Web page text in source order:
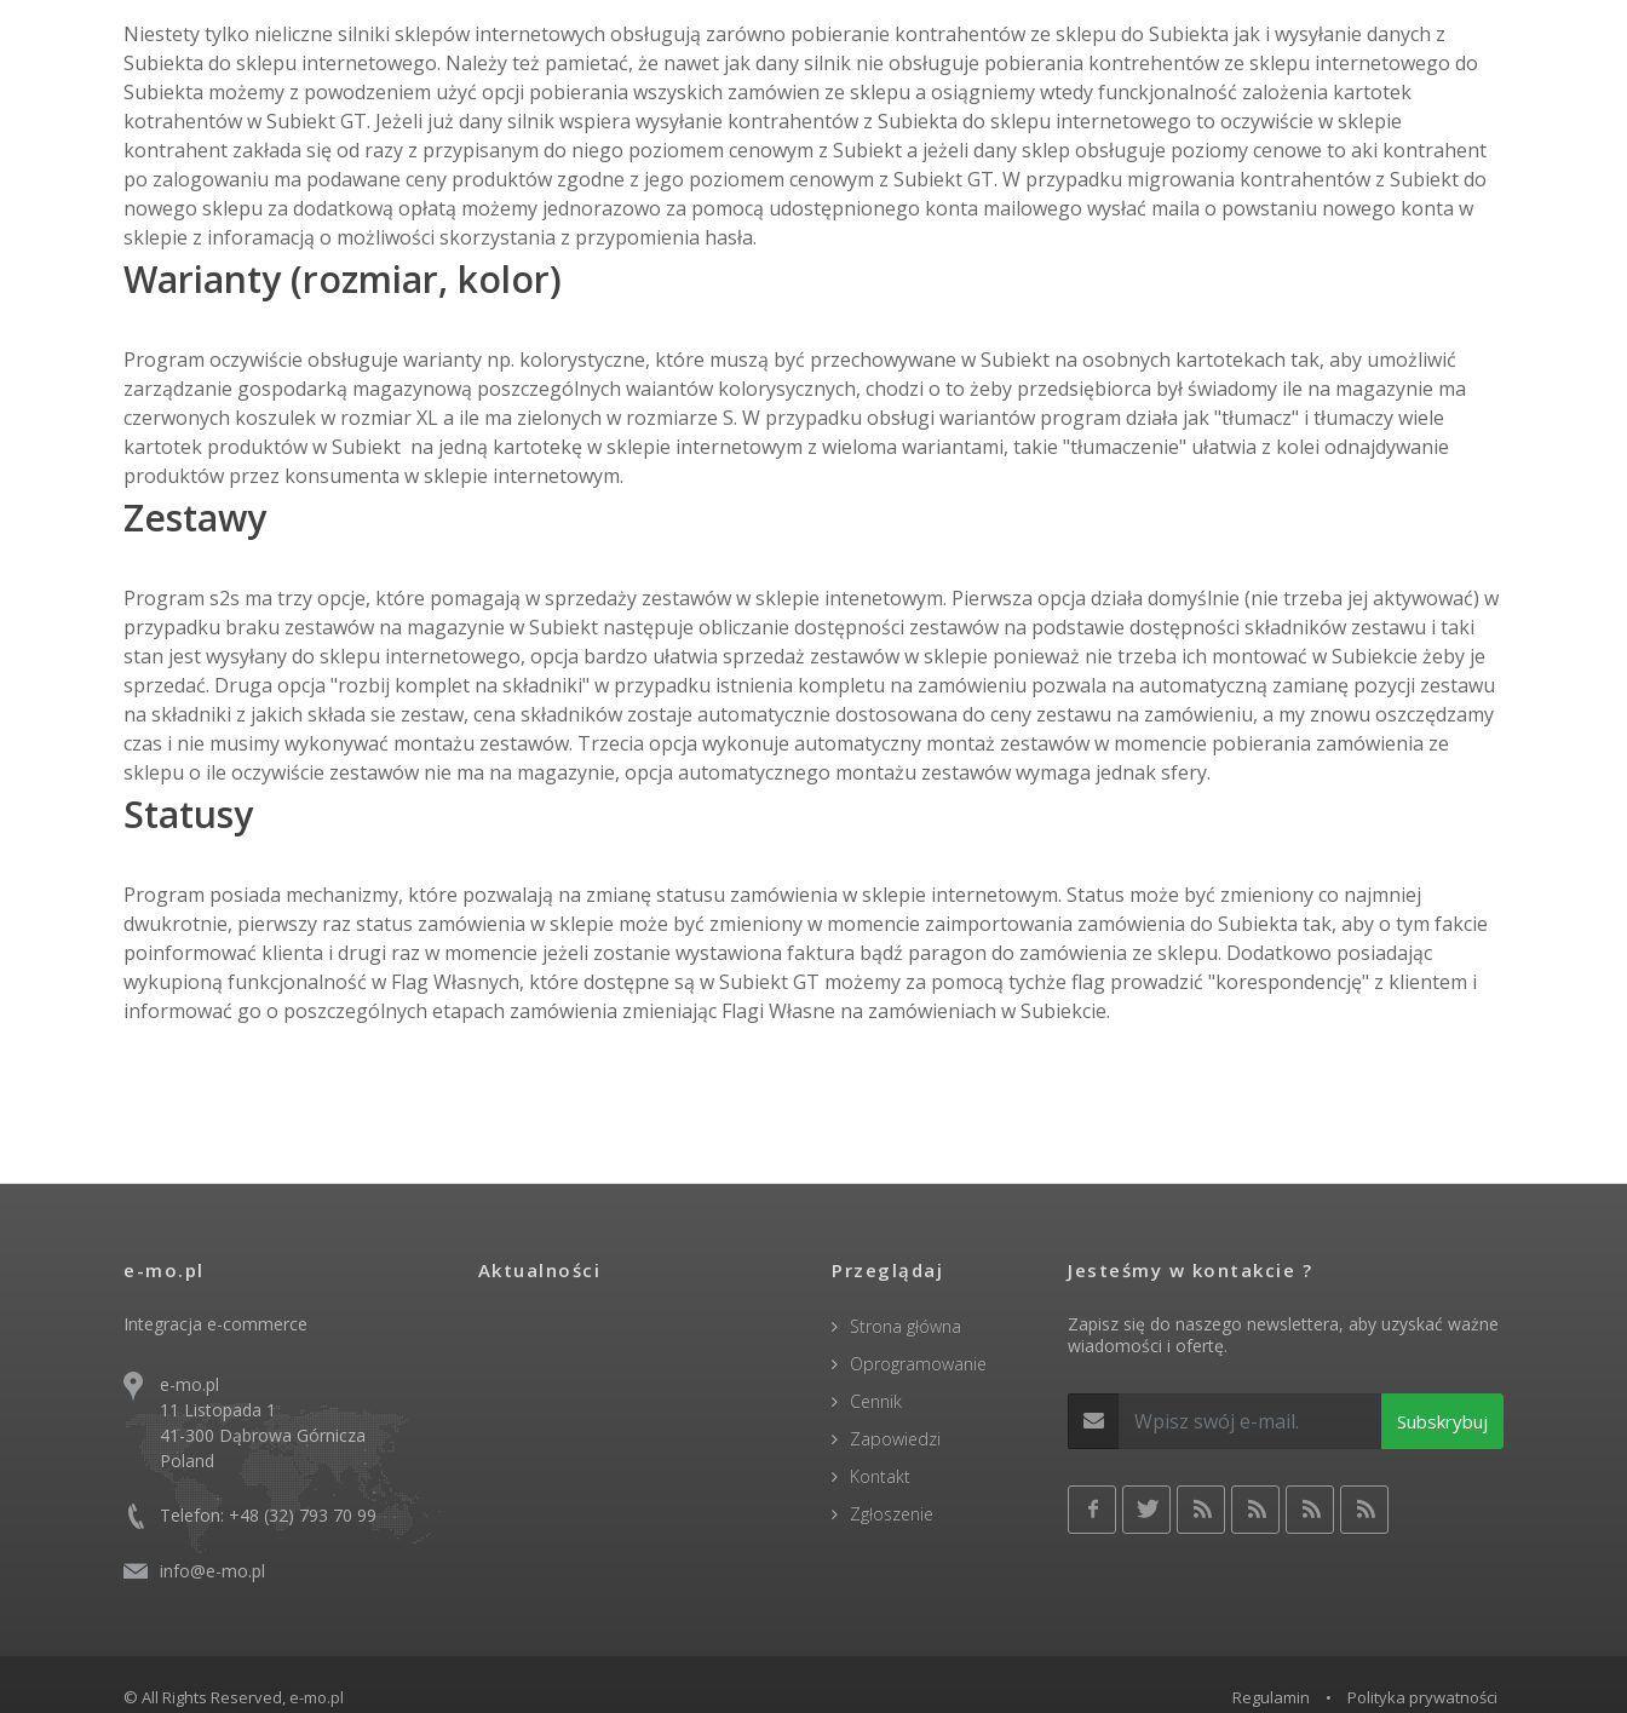
Niestety tylko nieliczne silniki sklepów internetowych obsługują zarówno pobieranie kontrahentów ze sklepu do Subiekta jak i wysyłanie danych z
Subiekta do sklepu internetowego. Należy też pamietać, że nawet jak dany silnik nie obsługuje pobierania kontrehentów ze sklepu internetowego do
Subiekta możemy z powodzeniem użyć opcji pobierania wszyskich zamówien ze sklepu a osiągniemy wtedy funckjonalność zalożenia kartotek
kotrahentów w Subiekt GT. Jeżeli już dany silnik wspiera wysyłanie kontrahentów z Subiekta do sklepu internetowego to oczywiście w sklepie
kontrahent zakłada się od razy z przypisanym do niego poziomem cenowym z Subiekt a jeżeli dany sklep obsługuje poziomy cenowe to aki kontrahent
po zalogowaniu ma podawane ceny produktów zgodne z jego poziomem cenowym z Subiekt GT. W przypadku migrowania kontrahentów z Subiekt do
nowego sklepu za dodatkową opłatą możemy jednorazowo za pomocą udostępnionego konta mailowego wysłać maila o powstaniu nowego konta w
sklepie z inforamacją o możliwości skorzystania z przypomienia hasła.
Warianty (rozmiar, kolor)
Program oczywiście obsługuje warianty np. kolorystyczne, które muszą być przechowywane w Subiekt na osobnych kartotekach tak, aby umożliwić
zarządzanie gospodarką magazynową poszczególnych waiantów kolorysycznych, chodzi o to żeby przedsiębiorca był świadomy ile na magazynie ma
czerwonych koszulek w rozmiar XL a ile ma zielonych w rozmiarze S. W przypadku obsługi wariantów program działa jak "tłumacz" i tłumaczy wiele
kartotek produktów w Subiekt na jedną kartotekę w sklepie internetowym z wieloma wariantami, takie "tłumaczenie" ułatwia z kolei odnajdywanie
produktów przez konsumenta w sklepie internetowym.
Zestawy
Program s2s ma trzy opcje, które pomagają w sprzedaży zestawów w sklepie intenetowym. Pierwsza opcja działa domyślnie (nie trzeba jej aktywować) w
przypadku braku zestawów na magazynie w Subiekt następuje obliczanie dostępności zestawów na podstawie dostępności składników zestawu i taki
stan jest wysyłany do sklepu internetowego, opcja bardzo ułatwia sprzedaż zestawów w sklepie ponieważ nie trzeba ich montować w Subiekcie żeby je
sprzedać. Druga opcja "rozbij komplet na składniki" w przypadku istnienia kompletu na zamówieniu pozwala na automatyczną zamianę pozycji zestawu
na składniki z jakich składa sie zestaw, cena składników zostaje automatycznie dostosowana do ceny zestawu na zamówieniu, a my znowu oszczędzamy
czas i nie musimy wykonywać montażu zestawów. Trzecia opcja wykonuje automatyczny montaż zestawów w momencie pobierania zamówienia ze
sklepu o ile oczywiście zestawów nie ma na magazynie, opcja automatycznego montażu zestawów wymaga jednak sfery.
Statusy
Program posiada mechanizmy, które pozwalają na zmianę statusu zamówienia w sklepie internetowym. Status może być zmieniony co najmniej
dwukrotnie, pierwszy raz status zamówienia w sklepie może być zmieniony w momencie zaimportowania zamówienia do Subiekta tak, aby o tym fakcie
poinformować klienta i drugi raz w momencie jeżeli zostanie wystawiona faktura bądź paragon do zamówienia ze sklepu. Dodatkowo posiadając
wykupioną funkcjonalność w Flag Własnych, które dostępne są w Subiekt GT możemy za pomocą tychże flag prowadzić "korespondencję" z klientem i
informować go o poszczególnych etapach zamówienia zmieniając Flagi Własne na zamówieniach w Subiekcie.
e-mo.pl
Integracja e-commerce
e-mo.pl
11 Listopada 1
41-300 Dąbrowa Górnicza
Poland
Telefon: +48 (32) 793 70 99
info@e-mo.pl
Aktualności Przeglądaj
Strona główna
Oprogramowanie
Cennik
Zapowiedzi
Kontakt
Zgłoszenie
Jesteśmy w kontakcie ?
Zapisz się do naszego newslettera, aby uzyskać ważne
wiadomości i ofertę.
Subskrybuj
Regulamin • Polityka prywatności
© All Rights Reserved, e-mo.pl